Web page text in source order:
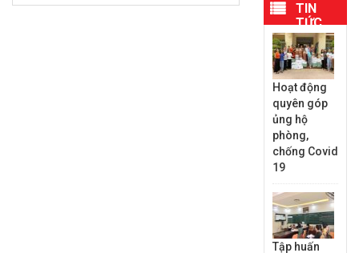
TIN
TỨC
MỚI
NHẤT
Hoạt động
quyên góp
ủng hộ
phòng,
chống Covid
19
Tập huấn